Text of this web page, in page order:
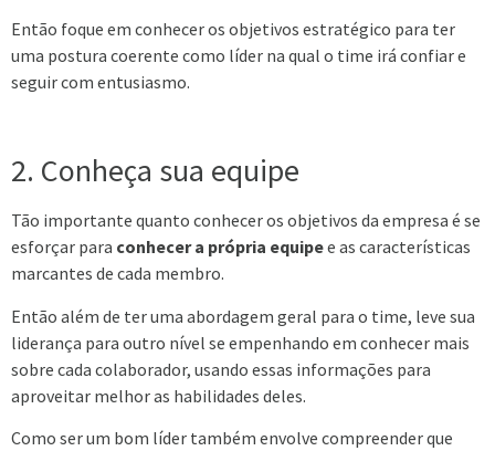
Então foque em conhecer os objetivos estratégico para ter
uma postura coerente como líder na qual o time irá confiar e
seguir com entusiasmo.
2. Conheça sua equipe
Tão importante quanto conhecer os objetivos da empresa é se
esforçar para conhecer a própria equipee as características
marcantes de cada membro.
Então além de ter uma abordagem geral para o time, leve sua
liderança para outro nível se empenhando em conhecer mais
sobre cada colaborador, usando essas informações para
aproveitar melhor as habilidades deles.
Como ser um bom líder também envolve compreender que